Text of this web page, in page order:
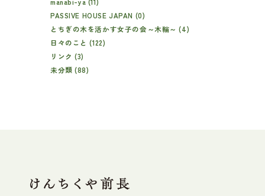
PASSIVE HOUSE JAPAN (0)
とちぎの木を活かす女子の会～木輪～ (4)
日々のこと (122)
リンク (3)
未分類 (88)